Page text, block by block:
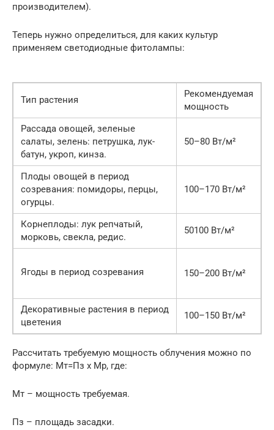
производителем).
Теперь нужно определиться, для каких культур
применяем светодиодные фитолампы:
Тип растения
Рекомендуемая
мощность
Рассада овощей, зеленые
салаты, зелень: петрушка, лук-
батун, укроп, кинза.
50–80 Вт/м²
Плоды овощей в период
созревания: помидоры, перцы,
огурцы.
100–170 Вт/м²
Корнеплоды: лук репчатый,
морковь, свекла, редис.
50100 Вт/м²
Ягоды в период созревания 150–200 Вт/м²
Декоративные растения в период
цветения
100–150 Вт/м²
Рассчитать требуемую мощность облучения можно по
формуле: Мт=Пз х Мр, где:
Мт – мощность требуемая.
Пз – площадь засадки.